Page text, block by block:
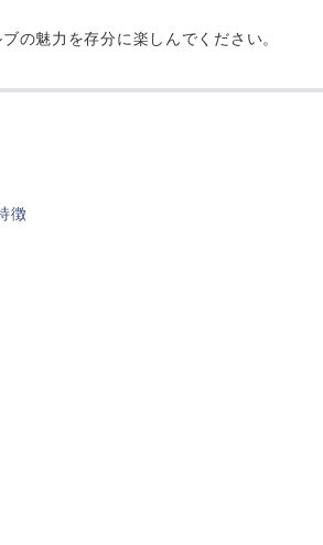
の魅力を存分に楽しんでください。
徴